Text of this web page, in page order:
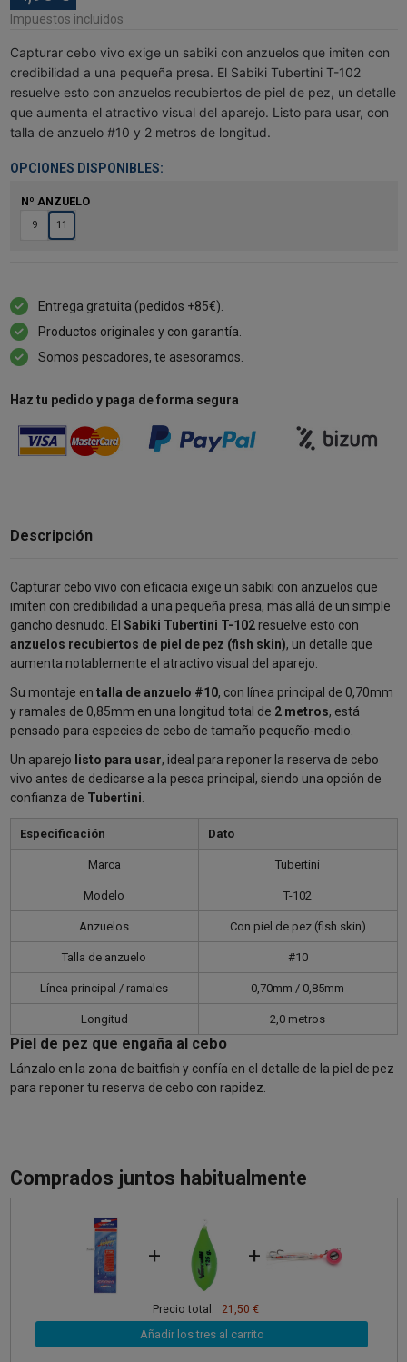
Impuestos incluidos
Capturar cebo vivo exige un sabiki con anzuelos que imiten con
credibilidad a una pequeña presa. El Sabiki Tubertini T-102
resuelve esto con anzuelos recubiertos de piel de pez, un detalle
que aumenta el atractivo visual del aparejo. Listo para usar, con
talla de anzuelo #10 y 2 metros de longitud.
OPCIONES DISPONIBLES:
Nº ANZUELO
9 11
Entrega gratuita (pedidos +85€).
Productos originales y con garantía.
Somos pescadores, te asesoramos.
Haz tu pedido y paga de forma segura
Descripción
Capturar cebo vivo con eficacia exige un sabiki con anzuelos que
imiten con credibilidad a una pequeña presa, más allá de un simple
gancho desnudo. El Sabiki Tubertini T-102resuelve esto con
anzuelos recubiertos de piel de pez (fish skin), un detalle que
aumenta notablemente el atractivo visual del aparejo.
Su montaje en talla de anzuelo #10, con línea principal de 0,70mm
y ramales de 0,85mm en una longitud total de 2 metros, está
pensado para especies de cebo de tamaño pequeño-medio.
Un aparejo listo para usar, ideal para reponer la reserva de cebo
vivo antes de dedicarse a la pesca principal, siendo una opción de
confianza de Tubertini.
Especificación Dato
Marca Tubertini
Modelo T-102
Anzuelos Con piel de pez (fish skin)
Talla de anzuelo #10
Línea principal / ramales 0,70mm / 0,85mm
Longitud 2,0 metros
Piel de pez que engaña al cebo
Lánzalo en la zona de baitfish y confía en el detalle de la piel de pez
para reponer tu reserva de cebo con rapidez.
Comprados juntos habitualmente
+ +
Precio total: 21,50 €
Añadir los tres al carrito